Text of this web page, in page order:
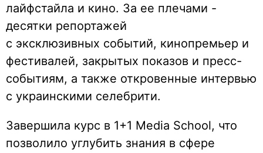
лайфстайла и кино. За ее плечами -
десятки репортажей
с эксклюзивных событий, кинопремьер и
фестивалей, закрытых показов и пресс-
событиям, а также откровенные интервью
с украинскими селебрити.
Завершила курс в 1+1 Media School, что
позволило углубить знания в сфере